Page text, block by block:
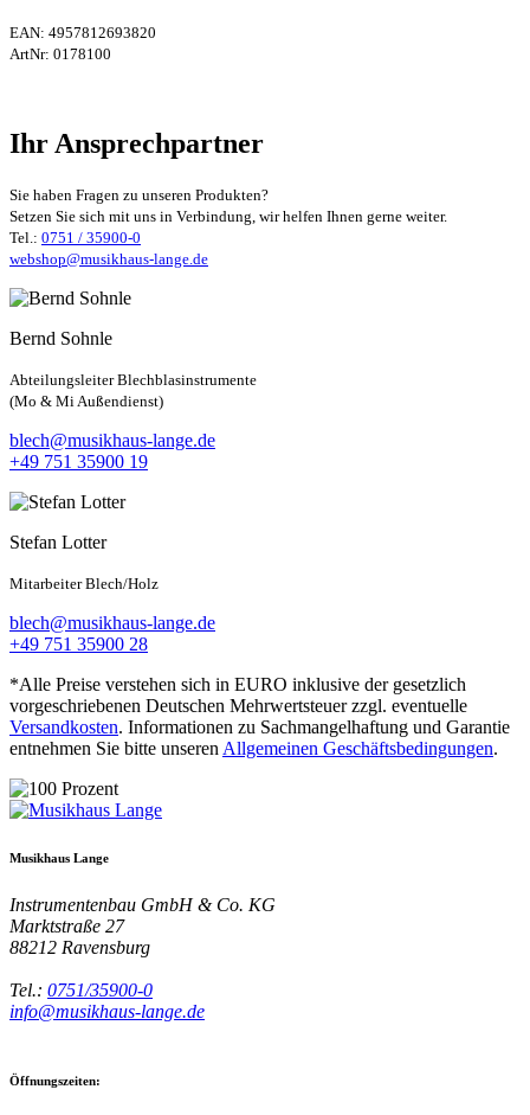
EAN: 4957812693820
ArtNr: 0178100
Ihr Ansprechpartner
Sie haben Fragen zu unseren Produkten?
Setzen Sie sich mit uns in Verbindung, wir helfen Ihnen gerne weiter.
Tel.: 0751 / 35900-0
webshop@musikhaus-lange.de
Bernd Sohnle
Abteilungsleiter Blechblasinstrumente
(Mo & Mi Außendienst)
blech@musikhaus-lange.de
+49 751 35900 19
Stefan Lotter
Mitarbeiter Blech/Holz
blech@musikhaus-lange.de
+49 751 35900 28
*Alle Preise verstehen sich in EURO inklusive der gesetzlich
vorgeschriebenen Deutschen Mehrwertsteuer zzgl. eventuelle
Versandkosten. Informationen zu Sachmangelhaftung und Garantie
entnehmen Sie bitte unseren Allgemeinen Geschäftsbedingungen.
Musikhaus Lange
Instrumentenbau GmbH & Co. KG
Marktstraße 27
88212 Ravensburg
Tel.: 0751/35900-0
info@musikhaus-lange.de
Öffnungszeiten: